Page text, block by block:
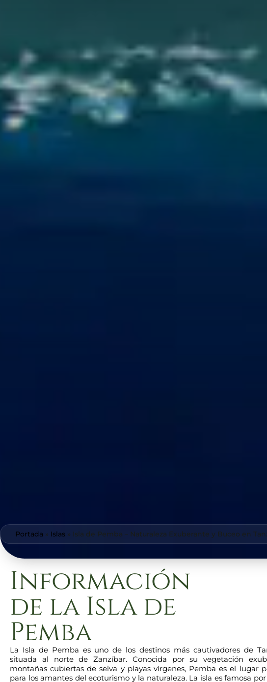
Portada » Islas » Isla de Pemba – Naturaleza Exuberante y Buceo en
Información
de la Isla de
Pemba
La Isla de Pemba es uno de los destinos más cautivadores de
situada al norte de Zanzíbar. Conocida por su vegetación
montañas cubiertas de selva y playas vírgenes, Pemba es el lugar
para los amantes del ecoturismo y la naturaleza. La isla es famosa